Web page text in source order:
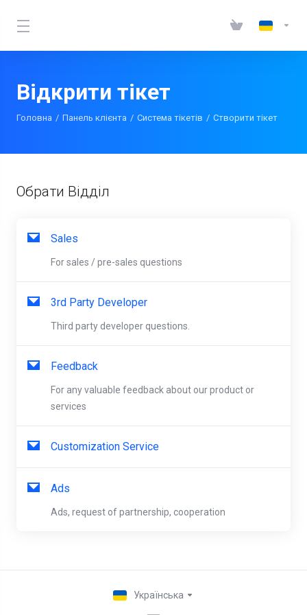
Відкрити тікет
Головна Панель клієнта Система тікетів Створити тікет
Обрати Відділ
Sales
For sales / pre-sales questions
3rd Party Developer
Third party developer questions.
Feedback
For any valuable feedback about our product or
services
Customization Service
Ads
Ads, request of partnership, cooperation
Українська